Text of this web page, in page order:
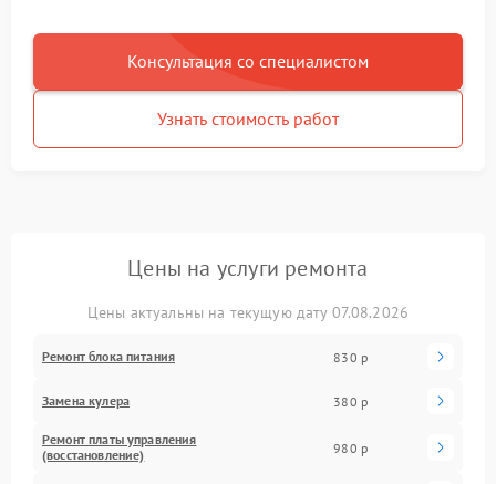
Консультация со специалистом
Узнать стоимость работ
Цены на услуги ремонта
Цены актуальны на текущую дату 07.08.2026
Ремонт блока питания 830 р
Замена кулера 380 р
Ремонт платы управления
(восстановление)
980 р